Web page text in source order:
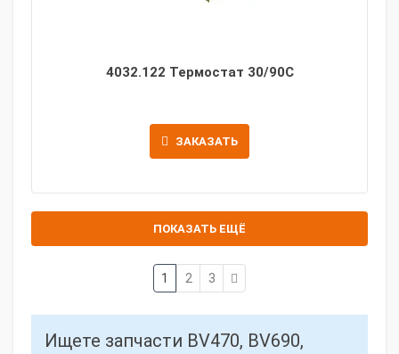
4032.122 Термостат 30/90C
ЗАКАЗАТЬ
ПОКАЗАТЬ ЕЩЁ
1 2 3
Ищете запчасти BV470, BV690,